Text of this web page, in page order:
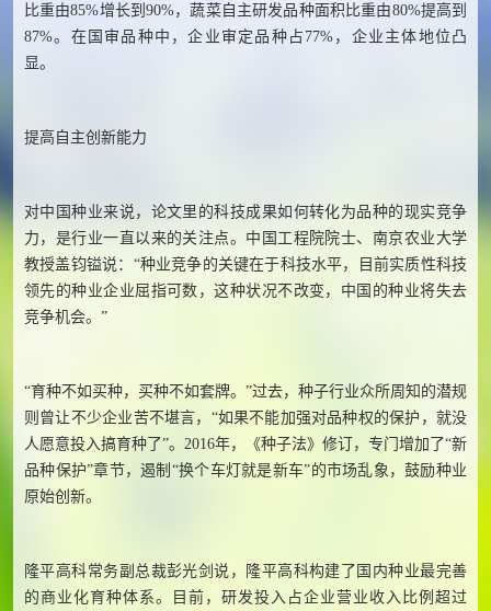
比重由85%增长到90%，蔬菜自主研发品种面积比重由80%提高到
87%。在国审品种中，企业审定品种占77%，企业主体地位凸
显。
提高自主创新能力
对中国种业来说，论文里的科技成果如何转化为品种的现实竞争
力，是行业一直以来的关注点。中国工程院院士、南京农业大学
教授盖钧镒说：“种业竞争的关键在于科技水平，目前实质性科技
领先的种业企业屈指可数，这种状况不改变，中国的种业将失去
竞争机会。”
“育种不如买种，买种不如套牌。”过去，种子行业众所周知的潜规
则曾让不少企业苦不堪言，“如果不能加强对品种权的保护，就没
人愿意投入搞育种了”。2016年，《种子法》修订，专门增加了“新
品种保护”章节，遏制“换个车灯就是新车”的市场乱象，鼓励种业
原始创新。
隆平高科常务副总裁彭光剑说，隆平高科构建了国内种业最完善
的商业化育种体系。目前，研发投入占企业营业收入比例超过